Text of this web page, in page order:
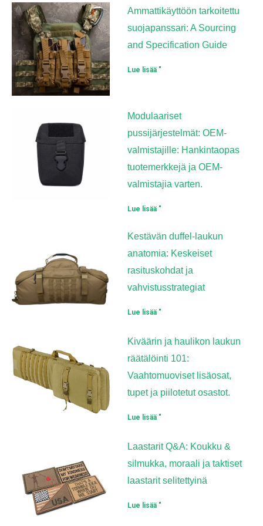
Ammattikäyttöön tarkoitettu
suojapanssari: A Sourcing
and Specification Guide
Lue lisää "
Modulaariset
pussijärjestelmät: OEM-
valmistajille: Hankintaopas
tuotemerkkejä ja OEM-
valmistajia varten.
Lue lisää "
Kestävän duffel-laukun
anatomia: Keskeiset
rasituskohdat ja
vahvistusstrategiat
Lue lisää "
Kiväärin ja haulikon laukun
räätälöinti 101:
Vaahtomuoviset lisäosat,
tupet ja piilotetut osastot.
Lue lisää "
Laastarit Q&A: Koukku &
silmukka, moraali ja taktiset
laastarit selitettyinä
Lue lisää "